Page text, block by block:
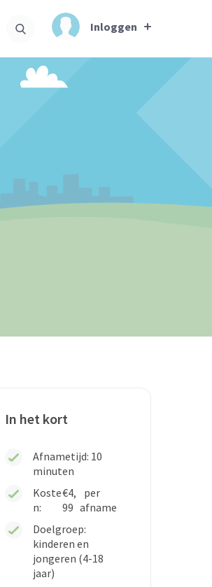
Inloggen
In het kort
Afnametijd: 10
minuten
Koste
n:
€4,
99
per
afname
Doelgroep:
kinderen en
jongeren (4-18
jaar)